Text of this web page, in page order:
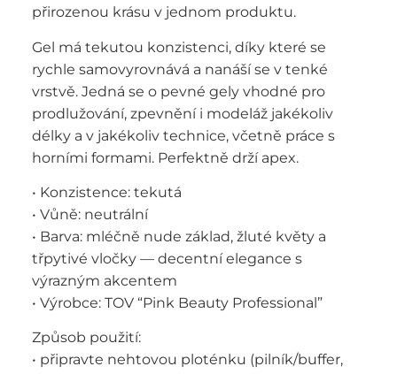
přirozenou krásu v jednom produktu.
Gel má tekutou konzistenci, díky které se
rychle samovyrovnává a nanáší se v tenké
vrstvě. Jedná se o pevné gely vhodné pro
prodlužování, zpevnění i modeláž jakékoliv
délky a v jakékoliv technice, včetně práce s
horními formami. Perfektně drží apex.
• Konzistence: tekutá
• Vůně: neutrální
• Barva: mléčně nude základ, žluté květy a
třpytivé vločky — decentní elegance s
výrazným akcentem
• Výrobce: TOV “Pink Beauty Professional”
Způsob použití:
• připravte nehtovou ploténku (pilník/buffer,